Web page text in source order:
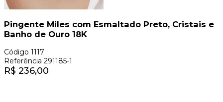
Pingente Miles com Esmaltado Preto, Cristais e
Banho de Ouro 18K
Código 1117
Referência 291185-1
R$ 236,00